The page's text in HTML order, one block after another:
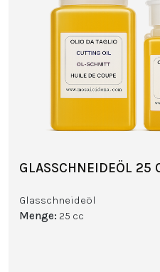
GLASSCHNEIDEÖL 25
Glasschneideöl
Menge: 25 cc